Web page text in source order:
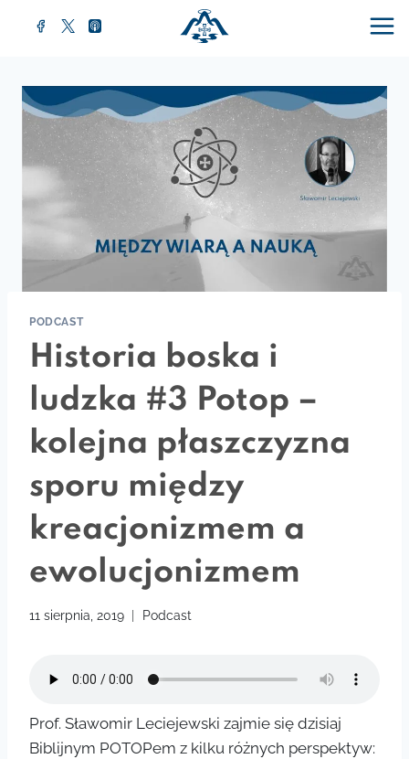
PODCAST
Historia boska i
ludzka #3 Potop –
kolejna płaszczyzna
sporu między
kreacjonizmem a
ewolucjonizmem
11 sierpnia, 2019 Podcast
Prof. Sławomir Leciejewski zajmie się dzisiaj
Biblijnym POTOPem z kilku różnych perspektyw: